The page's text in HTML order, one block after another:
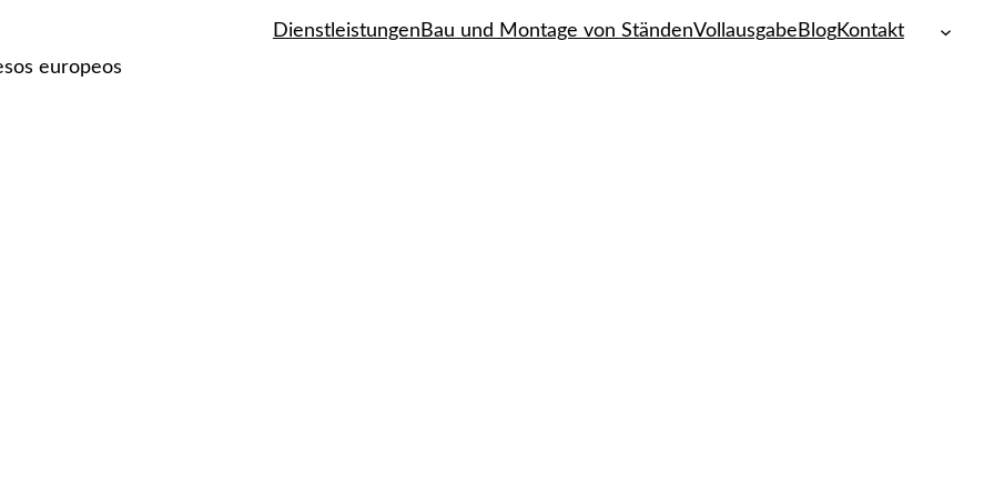
Dienstleistungen Bau und Montage von StändenVollausgabe BlogKontakt